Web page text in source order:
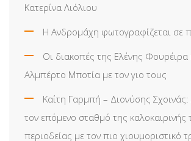
Κατερίνα Λιόλιου
Η Ανδρομάχη φωτογραφίζεται σε
Οι διακοπές της Ελένης Φουρέιρα
Αλμπέρτο Μποτία με τον γιο τους
Καίτη Γαρμπή – Διονύσης
τον επόμενο σταθμό της καλοκαιρινής
περιοδείας με τον πιο χιουμοριστικό